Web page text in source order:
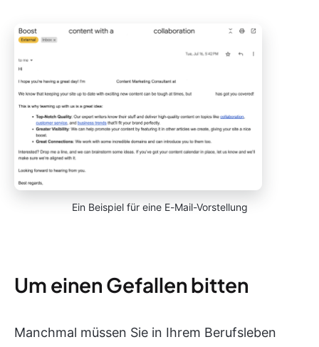
Ein Beispiel für eine E-Mail-Vorstellung
Um einen Gefallen bitten
Manchmal müssen Sie in Ihrem Berufsleben